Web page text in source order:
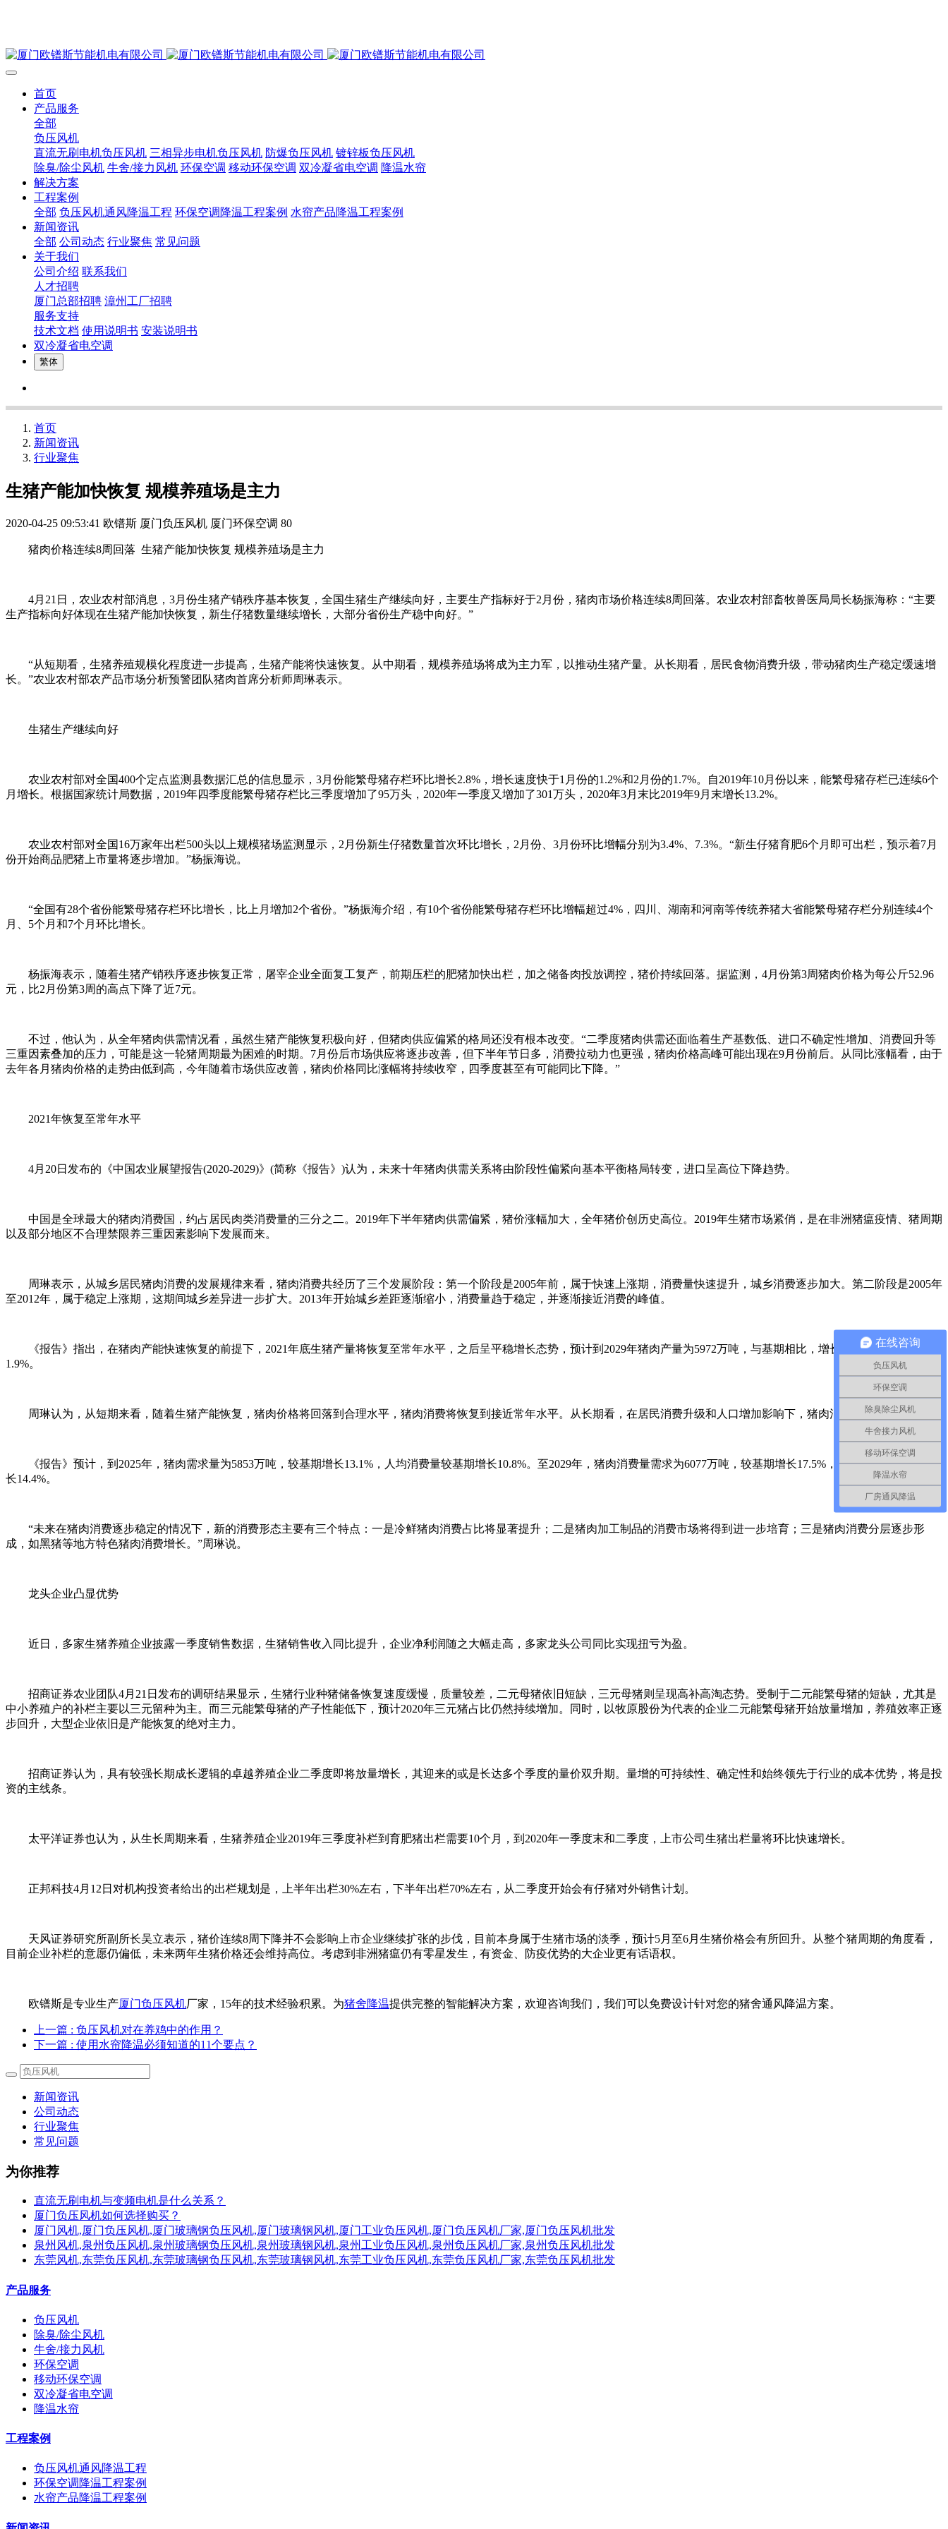
首页
产品服务
全部
负压风机
直流无刷电机负压风机 三相异步电机负压风机 防爆负压风机 镀锌板负压风机
除臭/除尘风机 牛舍/接力风机 环保空调 移动环保空调 双冷凝省电空调 降温水帘
解决方案
工程案例
全部 负压风机通风降温工程 环保空调降温工程案例 水帘产品降温工程案例
新闻资讯
全部 公司动态 行业聚焦 常见问题
关于我们
公司介绍 联系我们
人才招聘
厦门总部招聘 漳州工厂招聘
服务支持
技术文档 使用说明书 安装说明书
双冷凝省电空调
繁体
首页
新闻资讯
行业聚焦
生猪产能加快恢复 规模养殖场是主力
2020-04-25 09:53:41 欧镨斯 厦门负压风机 厦门环保空调 80
猪肉价格连续8周回落 生猪产能加快恢复 规模养殖场是主力
4月21日，农业农村部消息，3月份生猪产销秩序基本恢复，全国生猪生产继续向好，主要生产指标好于2月份，猪肉市场价格连续8周回落。农业农村部畜牧兽医局局长杨振海称：“主要
生产指标向好体现在生猪产能加快恢复，新生仔猪数量继续增长，大部分省份生产稳中向好。”
“从短期看，生猪养殖规模化程度进一步提高，生猪产能将快速恢复。从中期看，规模养殖场将成为主力军，以推动生猪产量。从长期看，居民食物消费升级，带动猪肉生产稳定缓速增
长。”农业农村部农产品市场分析预警团队猪肉首席分析师周琳表示。
生猪生产继续向好
农业农村部对全国400个定点监测县数据汇总的信息显示，3月份能繁母猪存栏环比增长2.8%，增长速度快于1月份的1.2%和2月份的1.7%。自2019年10月份以来，能繁母猪存栏已连续6个
月增长。根据国家统计局数据，2019年四季度能繁母猪存栏比三季度增加了95万头，2020年一季度又增加了301万头，2020年3月末比2019年9月末增长13.2%。
农业农村部对全国16万家年出栏500头以上规模猪场监测显示，2月份新生仔猪数量首次环比增长，2月份、3月份环比增幅分别为3.4%、7.3%。“新生仔猪育肥6个月即可出栏，预示着7月
份开始商品肥猪上市量将逐步增加。”杨振海说。
“全国有28个省份能繁母猪存栏环比增长，比上月增加2个省份。”杨振海介绍，有10个省份能繁母猪存栏环比增幅超过4%，四川、湖南和河南等传统养猪大省能繁母猪存栏分别连续4个
月、5个月和7个月环比增长。
杨振海表示，随着生猪产销秩序逐步恢复正常，屠宰企业全面复工复产，前期压栏的肥猪加快出栏，加之储备肉投放调控，猪价持续回落。据监测，4月份第3周猪肉价格为每公斤52.96
元，比2月份第3周的高点下降了近7元。
不过，他认为，从全年猪肉供需情况看，虽然生猪产能恢复积极向好，但猪肉供应偏紧的格局还没有根本改变。“二季度猪肉供需还面临着生产基数低、进口不确定性增加、消费回升等
三重因素叠加的压力，可能是这一轮猪周期最为困难的时期。7月份后市场供应将逐步改善，但下半年节日多，消费拉动力也更强，猪肉价格高峰可能出现在9月份前后。从同比涨幅看，由于
去年各月猪肉价格的走势由低到高，今年随着市场供应改善，猪肉价格同比涨幅将持续收窄，四季度甚至有可能同比下降。”
2021年恢复至常年水平
4月20日发布的《中国农业展望报告(2020-2029)》(简称《报告》)认为，未来十年猪肉供需关系将由阶段性偏紧向基本平衡格局转变，进口呈高位下降趋势。
中国是全球最大的猪肉消费国，约占居民肉类消费量的三分之二。2019年下半年猪肉供需偏紧，猪价涨幅加大，全年猪价创历史高位。2019年生猪市场紧俏，是在非洲猪瘟疫情、猪周期
以及部分地区不合理禁限养三重因素影响下发展而来。
周琳表示，从城乡居民猪肉消费的发展规律来看，猪肉消费共经历了三个发展阶段：第一个阶段是2005年前，属于快速上涨期，消费量快速提升，城乡消费逐步加大。第二阶段是2005年
至2012年，属于稳定上涨期，这期间城乡差异进一步扩大。2013年开始城乡差距逐渐缩小，消费量趋于稳定，并逐渐接近消费的峰值。
《报告》指出，在猪肉产能快速恢复的前提下，2021年底生猪产量将恢复至常年水平，之后呈平稳增长态势，预计到2029年猪肉产量为5972万吨，与基期相比，增长18.6%，年均增速为
1.9%。
周琳认为，从短期来看，随着生猪产能恢复，猪肉价格将回落到合理水平，猪肉消费将恢复到接近常年水平。从长期看，在居民消费升级和人口增加影响下，猪肉消费将缓慢增加。
《报告》预计，到2025年，猪肉需求量为5853万吨，较基期增长13.1%，人均消费量较基期增长10.8%。至2029年，猪肉消费量需求为6077万吨，较基期增长17.5%，人均消费量较基期增
长14.4%。
“未来在猪肉消费逐步稳定的情况下，新的消费形态主要有三个特点：一是冷鲜猪肉消费占比将显著提升；二是猪肉加工制品的消费市场将得到进一步培育；三是猪肉消费分层逐步形
成，如黑猪等地方特色猪肉消费增长。”周琳说。
龙头企业凸显优势
近日，多家生猪养殖企业披露一季度销售数据，生猪销售收入同比提升，企业净利润随之大幅走高，多家龙头公司同比实现扭亏为盈。
招商证券农业团队4月21日发布的调研结果显示，生猪行业种猪储备恢复速度缓慢，质量较差，二元母猪依旧短缺，三元母猪则呈现高补高淘态势。受制于二元能繁母猪的短缺，尤其是
中小养殖户的补栏主要以三元留种为主。而三元能繁母猪的产子性能低下，预计2020年三元猪占比仍然持续增加。同时，以牧原股份为代表的企业二元能繁母猪开始放量增加，养殖效率正逐
步回升，大型企业依旧是产能恢复的绝对主力。
招商证券认为，具有较强长期成长逻辑的卓越养殖企业二季度即将放量增长，其迎来的或是长达多个季度的量价双升期。量增的可持续性、确定性和始终领先于行业的成本优势，将是投
资的主线条。
太平洋证券也认为，从生长周期来看，生猪养殖企业2019年三季度补栏到育肥猪出栏需要10个月，到2020年一季度末和二季度，上市公司生猪出栏量将环比快速增长。
正邦科技4月12日对机构投资者给出的出栏规划是，上半年出栏30%左右，下半年出栏70%左右，从二季度开始会有仔猪对外销售计划。
天风证券研究所副所长吴立表示，猪价连续8周下降并不会影响上市企业继续扩张的步伐，目前本身属于生猪市场的淡季，预计5月至6月生猪价格会有所回升。从整个猪周期的角度看，
目前企业补栏的意愿仍偏低，未来两年生猪价格还会维持高位。考虑到非洲猪瘟仍有零星发生，有资金、防疫优势的大企业更有话语权。
欧镨斯是专业生产厦门负压风机厂家，15年的技术经验积累。为猪舍降温提供完整的智能解决方案，欢迎咨询我们，我们可以免费设计针对您的猪舍通风降温方案。
上一篇 : 负压风机对在养鸡中的作用？
下一篇 : 使用水帘降温必须知道的11个要点？
新闻资讯
公司动态
行业聚焦
常见问题
为你推荐
直流无刷电机与变频电机是什么关系？
厦门负压风机如何选择购买？
厦门风机,厦门负压风机,厦门玻璃钢负压风机,厦门玻璃钢风机,厦门工业负压风机,厦门负压风机厂家,厦门负压风机批发
泉州风机,泉州负压风机,泉州玻璃钢负压风机,泉州玻璃钢风机,泉州工业负压风机,泉州负压风机厂家,泉州负压风机批发
东莞风机,东莞负压风机,东莞玻璃钢负压风机,东莞玻璃钢风机,东莞工业负压风机,东莞负压风机厂家,东莞负压风机批发
产品服务
负压风机
除臭/除尘风机
牛舍/接力风机
环保空调
移动环保空调
双冷凝省电空调
降温水帘
工程案例
负压风机通风降温工程
环保空调降温工程案例
水帘产品降温工程案例
在线咨询
负压风机
环保空调
除臭除尘风机
牛舍接力风机
移动环保空调
降温水帘
厂房通风降温